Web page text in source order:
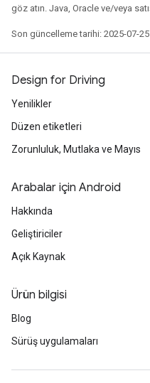
göz atın. Java, Oracle ve/veya
Son güncelleme tarihi: 2025-07-25
Design for Driving
Yenilikler
Düzen etiketleri
Zorunluluk, Mutlaka ve Mayıs
Arabalar için Android
Hakkında
Geliştiriciler
Açık Kaynak
Ürün bilgisi
Blog
Sürüş uygulamaları